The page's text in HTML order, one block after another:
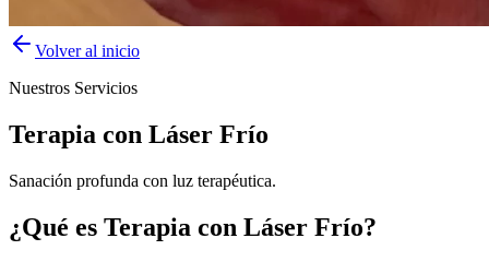
Volver al inicio
Nuestros Servicios
Terapia con Láser Frío
Sanación profunda con luz terapéutica.
¿Qué es Terapia con Láser Frío?